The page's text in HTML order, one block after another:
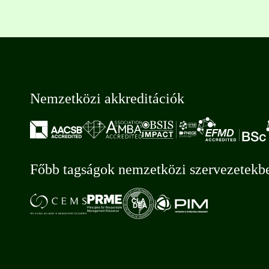
Nemzetközi akkreditációk
Főbb tagságok nemzetközi